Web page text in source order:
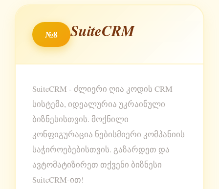
№8 SuiteCRM
SuiteCRM - ძლიერი ღია კოდის CRM
სისტემა, იდეალურია უკრაინული
ბიზნესისთვის. მოქნილი
კონფიგურაცია ნებისმიერი კომპანიის
საჭიროებებისთვის. გაზარდეთ და
ავტომატიზირეთ თქვენი ბიზნესი
SuiteCRM-ით!